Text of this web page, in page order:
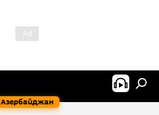
Азербайджан